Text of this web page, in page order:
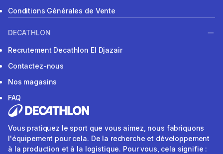
Conditions Générales de Vente
DECATHLON
Recrutement Decathlon El Djazair
Contactez-nous
Nos magasins
FAQ
Vous pratiquez le sport que vous aimez, nous fabriquons
l'équipement pour cela. De la recherche et développement
à la production et à la logistique. Pour vous, cela signifie :